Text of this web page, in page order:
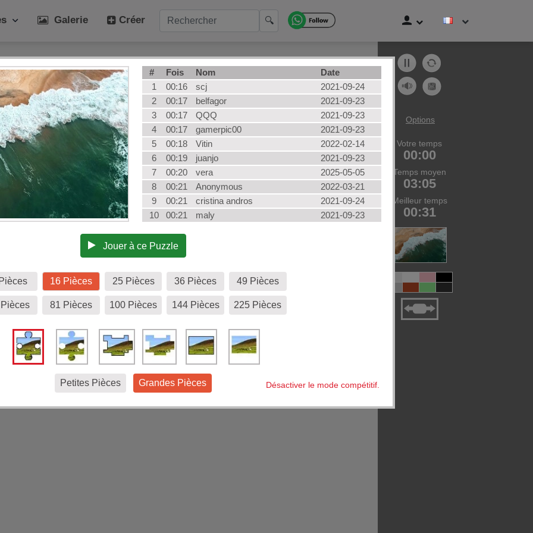
populaires
Art
Hiver
Chien
Plante
Architecture
AI Art
Chat
Plage
Puzzles des utilisateurs
Toutes les categories
Galerie Créer 🔍
Options
Votre temps
00:00
Temps moyen
03:05
Meilleur temps
00:31
# Fois Nom
Date
1
00:16 scj
2021-09-24
2
00:17 belfagor
2021-09-23
3
00:17 QQQ
2021-09-23
4
00:17 gamerpic00
2021-09-23
5
00:18 Vitin
2022-02-14
6
00:19 juanjo
2021-09-23
7
00:20 vera
2025-05-05
8
00:21 Anonymous
2022-03-21
9
00:21 cristina andros
2021-09-24
10
00:21 maly 2021-09-23
Jouer à ce Puzzle
16 Pièces 25 Pièces 36 Pièces 49 Pièces
81 Pièces 100 Pièces 144 Pièces 225 Pièces
Petites Pièces Grandes Pièces Désactiver le mode compétitif.